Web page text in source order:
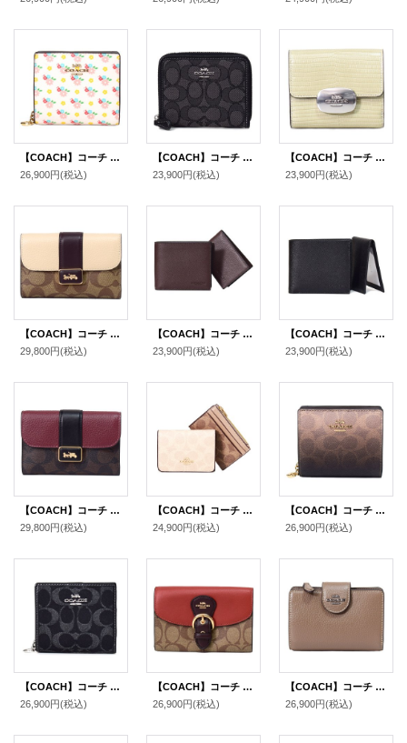
【COACH】コーチ 財布 二つ折り 花柄 レザー フローラル スナップ ミニ コンパクト ウォレット 財布 チャークマルチ（日本未発売）
26,900円(税込)
【COACH】コーチ ジャガード レザー シグネチャー ロゴ スモール ジップ アラウンド ウォレット 二つ折り 財布 ブラックスモークブラックマルチ〔日本未発売〕
23,900円(税込)
【COACH】コーチ リザード レザー 型押し スモール エライザ ロゴ ウォレット コンパクト 二つ折り財布 ペールグリーン〔日本未発売〕
23,900円(税込)
【COACH】コーチ コーティングキャンバス レザー シグネチャー グレース ミディアム ウォレット フラップ 二つ折り財布 ライトカーキチャークマルチ（日本未発売）
29,800円(税込)
【COACH】コーチ 財布 メンズ レザー ロゴ スリーインワン ウォレット コンパクト ID カードケース付き 2点セット 二つ折り財布 マホガニー（日本未発売）
23,900円(税込)
【COACH】コーチ 財布 メンズ レザー ロゴ スリーインワン ウォレット コンパクト ID カードケース付き 2点セット 二つ折り財布 ブラック（日本未発売）
23,900円(税込)
【COACH】コーチ コーティングキャンバス レザー シグネチャー グレース ミディアム ウォレット フラップ 二つ折り財布 ブラウンブラックマルチ（日本未発売）
29,800円(税込)
【COACH】コーチ 財布 カードケース付き コーティングキャンバス レザー シグネチャー ブロックド ウォレット コンパクト 三つ折り財布 サンド×タン（日本未発売）
24,900円(税込)
【COACH】コーチ 財布 二つ折り グラデーション コーティングキャンバス レザー シグネチャー ロゴ チャーム スナップ ウォレット 財布 ブラウン（日本未発売）
26,900円(税込)
【COACH】コーチ 財布 デニム レザー シグネチャー ロゴ コンパクト スナップ ウォレット 二つ折り 財布 ブラック（日本未発売）
26,900円(税込)
【COACH】コーチ コーティングキャンバス レザー シグネチャー クリオ ミディアム ウォレット 二つ折り財布 カーキマルチ（日本未発売）
26,900円(税込)
【COACH】コーチ 財布 ぺブルレザー ロゴ ミディアム コーナー ジップ ウォレット 二つ折り財布 ダークストーン（日本未発売）
26,900円(税込)